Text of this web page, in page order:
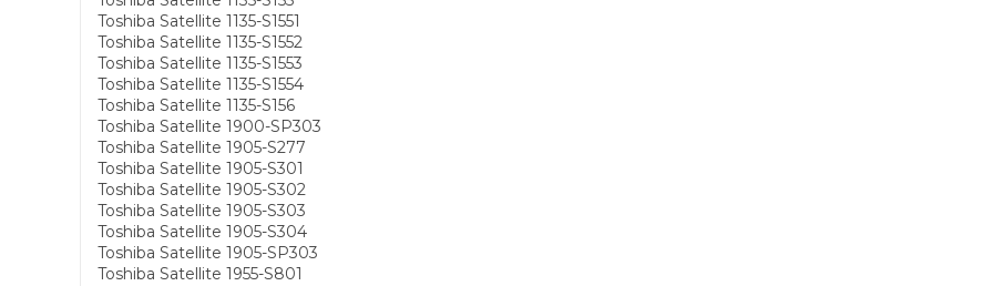
Toshiba Satellite 1135-S1551
Toshiba Satellite 1135-S1552
Toshiba Satellite 1135-S1553
Toshiba Satellite 1135-S1554
Toshiba Satellite 1135-S156
Toshiba Satellite 1900-SP303
Toshiba Satellite 1905-S277
Toshiba Satellite 1905-S301
Toshiba Satellite 1905-S302
Toshiba Satellite 1905-S303
Toshiba Satellite 1905-S304
Toshiba Satellite 1905-SP303
Toshiba Satellite 1955-S801